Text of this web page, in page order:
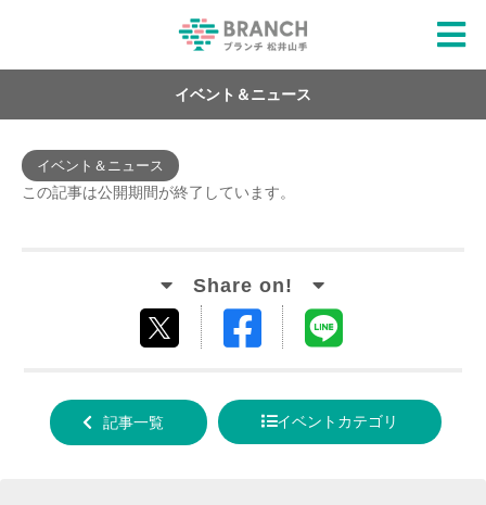
イベント＆ニュース
イベント＆ニュース
この記事は公開期間が終了しています。
する
Facebook
る
記事一覧 イベントカテゴリ